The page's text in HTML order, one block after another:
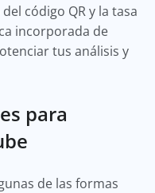
código QR y la tasa
incorporada de
tus análisis y
para
de las formas